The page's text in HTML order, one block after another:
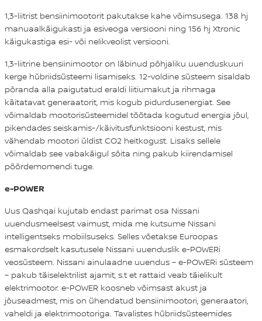
1,3-liitrist bensiinimootorit pakutakse kahe võimsusega. 138 hj
manuaalkäigukasti ja esiveoga versiooni ning 156 hj Xtronic
käigukastiga esi- või nelikveolist versiooni.
1,3-liitrine bensiinimootor on läbinud põhjaliku uuenduskuuri
kerge hübriidsüsteemi lisamiseks. 12-voldine süsteem sisaldab
põranda alla paigutatud eraldi liitiumakut ja rihmaga
käitatavat generaatorit, mis kogub pidurdusenergiat. See
võimaldab mootorisüsteemidel töötada kogutud energia jõul,
pikendades seiskamis-/käivitusfunktsiooni kestust, mis
vähendab mootori üldist CO2 heitkogust. Lisaks sellele
võimaldab see vabakäigul sõita ning pakub kiirendamisel
pöördemomendi tuge.
e-POWER
Uus Qashqai kujutab endast parimat osa Nissani
uuendusmeelsest vaimust, mida me kutsume Nissani
intelligentseks mobiilsuseks. Selles võetakse Euroopas
esmakordselt kasutusele Nissani uuenduslik e‑POWERi
veosüsteem. Nissani ainulaadne uuendus – e-POWERi süsteem
– pakub täiselektrilist ajamit, s.t et rattaid veab täielikult
elektrimootor. e-POWER koosneb võimsast akust ja
jõuseadmest, mis on ühendatud bensiinimootori, generaatori,
vaheldi ja elektrimootoriga. Tavalistes hübriidsüsteemides